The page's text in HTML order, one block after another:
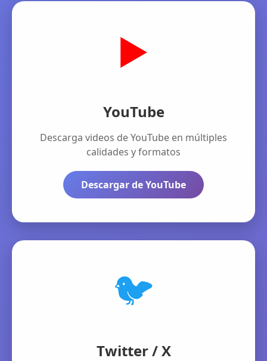
▶️
YouTube
Descarga videos de YouTube en múltiples
calidades y formatos
Descargar de YouTube
🐦
Twitter / X